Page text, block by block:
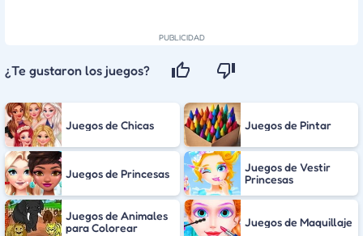
¿Te gustaron los juegos?
Juegos de Chicas Juegos de Pintar
Juegos de Princesas
Juegos de Vestir
Princesas
Juegos de Animales
para Colorear
Juegos de Maquillaje